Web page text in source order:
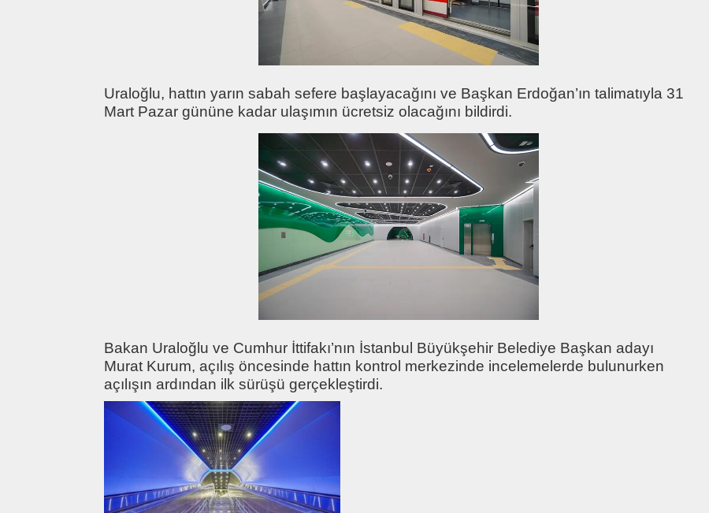
Uraloğlu, hattın yarın sabah sefere başlayacağını ve Başkan Erdoğan’ın talimatıyla 31
Mart Pazar gününe kadar ulaşımın ücretsiz olacağını bildirdi.
Bakan Uraloğlu ve Cumhur İttifakı’nın İstanbul Büyükşehir Belediye Başkan adayı
Murat Kurum, açılış öncesinde hattın kontrol merkezinde incelemelerde bulunurken
açılışın ardından ilk sürüşü gerçekleştirdi.